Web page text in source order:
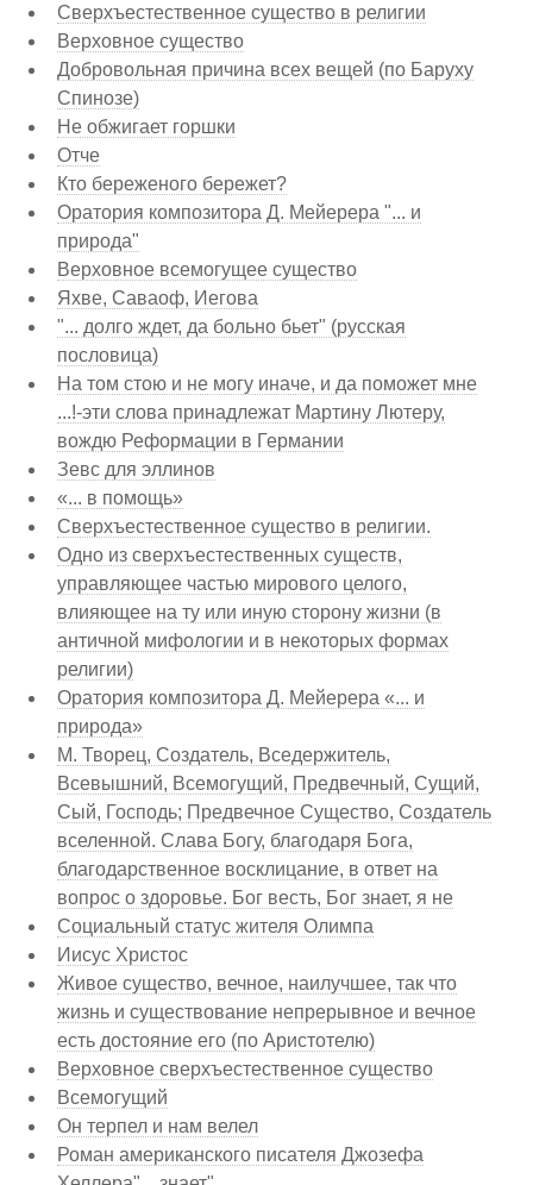
Сверхъестественное существо в религии
Верховное существо
Добровольная причина всех вещей (по Баруху
Спинозе)
Не обжигает горшки
Отче
Кто береженого бережет?
Оратория композитора Д. Мейерера "... и
природа"
Верховное всемогущее существо
Яхве, Саваоф, Иегова
"... долго ждет, да больно бьет" (русская
пословица)
На том стою и не могу иначе, и да поможет мне
...!-эти слова принадлежат Мартину Лютеру,
вождю Реформации в Германии
Зевс для эллинов
«... в помощь»
Сверхъестественное существо в религии.
Одно из сверхъестественных существ,
управляющее частью мирового целого,
влияющее на ту или иную сторону жизни (в
античной мифологии и в некоторых формах
религии)
Оратория композитора Д. Мейерера «... и
природа»
М. Творец, Создатель, Вседержитель,
Всевышний, Всемогущий, Предвечный, Сущий,
Сый, Господь; Предвечное Существо, Создатель
вселенной. Слава Богу, благодаря Бога,
благодарственное восклицание, в ответ на
вопрос о здоровье. Бог весть, Бог знает, я не
Социальный статус жителя Олимпа
Иисус Христос
Живое существо, вечное, наилучшее, так что
жизнь и существование непрерывное и вечное
есть достояние его (по Аристотелю)
Верховное сверхъестественное существо
Всемогущий
Он терпел и нам велел
Роман американского писателя Джозефа